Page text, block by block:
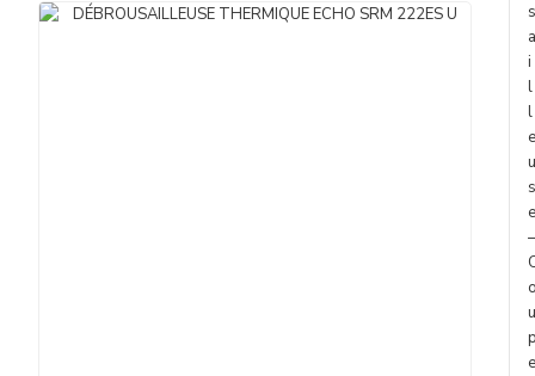
s
a
i
l
l
e
u
s
e
–
u
e